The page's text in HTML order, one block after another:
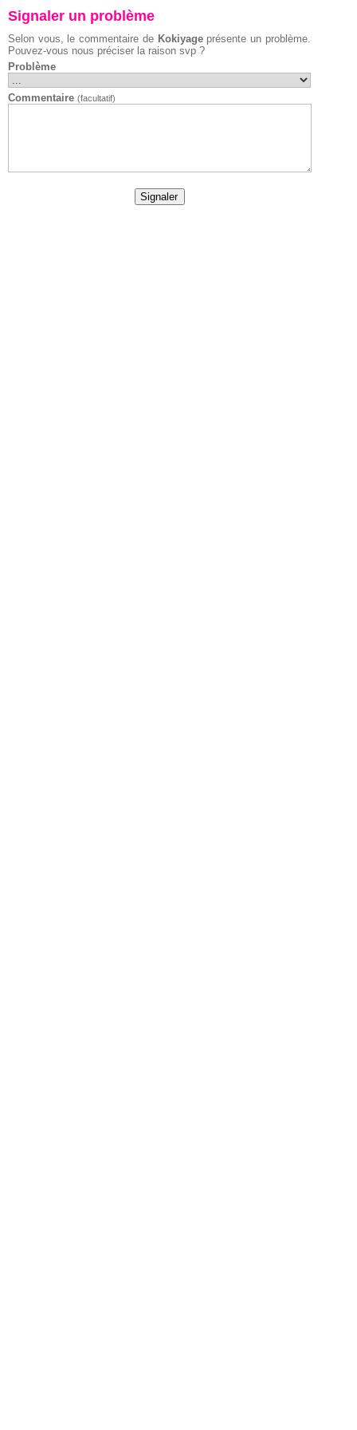
Signaler un problème
Selon vous, le commentaire de Kokiyageprésente un problème.
Pouvez-vous nous préciser la raison svp ?
Problème
Commentaire (facultatif)